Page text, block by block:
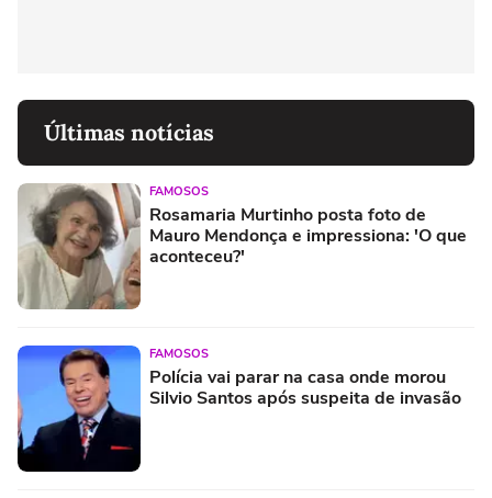
Últimas notícias
FAMOSOS
Rosamaria Murtinho posta foto de
Mauro Mendonça e impressiona: 'O que
aconteceu?'
FAMOSOS
Polícia vai parar na casa onde morou
Silvio Santos após suspeita de invasão